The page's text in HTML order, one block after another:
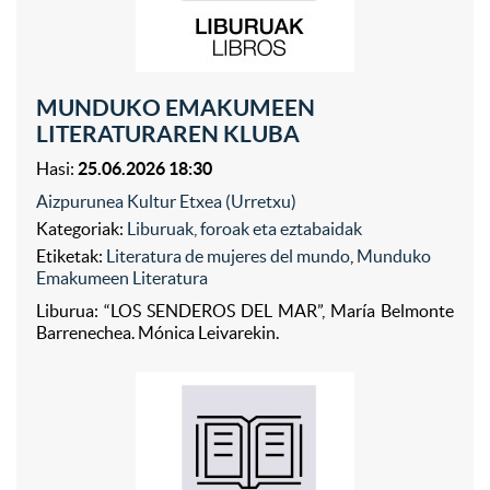
MUNDUKO EMAKUMEEN
LITERATURAREN KLUBA
Hasi: 25.06.2026 18:30
Aizpurunea Kultur Etxea (Urretxu)
Kategoriak: Liburuak, foroak eta eztabaidak
Etiketak: Literatura de mujeres del mundo Munduko
Emakumeen Literatura
Liburua: “LOS SENDEROS DEL MAR”, María Belmonte
Barrenechea. Mónica Leivarekin.